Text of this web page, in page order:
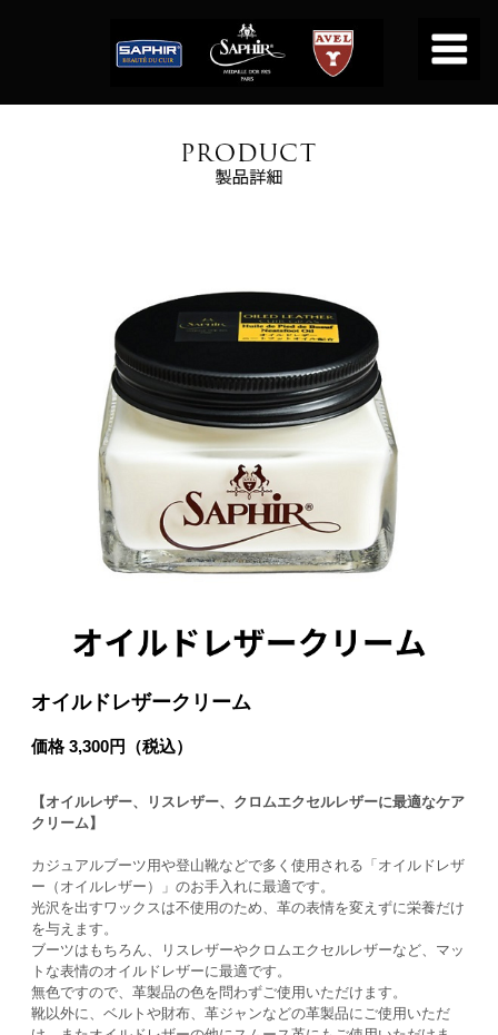
オイルドレザークリーム
価格 3,300円（税込）
【オイルレザー、リスレザー、クロムエクセルレザーに最適なケア
クリーム】
カジュアルブーツ用や登山靴などで多く使用される「オイルドレザ
ー（オイルレザー）」のお手入れに最適です。
光沢を出すワックスは不使用のため、革の表情を変えずに栄養だけ
を与えます。
ブーツはもちろん、リスレザーやクロムエクセルレザーなど、マッ
トな表情のオイルドレザーに最適です。
無色ですので、革製品の色を問わずご使用いただけます。
靴以外に、ベルトや財布、革ジャンなどの革製品にご使用いただ